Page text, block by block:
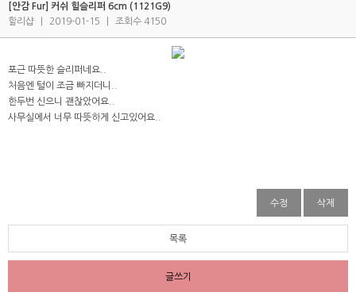
[안감 Fur] 커쉬 힐슬리퍼 6cm (1121G9)
할리샵
2019-01-15 조회수 4150
포근 따뜻한 슬리퍼네요..
처음엔 털이 조금 빠지더니..
한두번 신으니 괜찮았어요..
사무실에서 너무 따뜻하게 신고있어요..
수정 삭제
목록
글쓰기